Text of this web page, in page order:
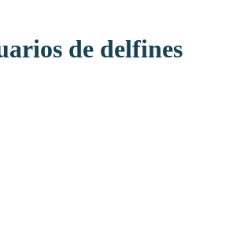
de delfines